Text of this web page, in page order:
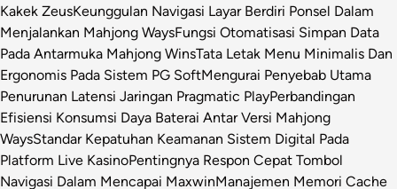
Kakek ZeusKeunggulan Navigasi Layar Berdiri Ponsel Dalam
Menjalankan Mahjong WaysFungsi Otomatisasi Simpan Data
Pada Antarmuka Mahjong WinsTata Letak Menu Minimalis Dan
Ergonomis Pada Sistem PG SoftMengurai Penyebab Utama
Penurunan Latensi Jaringan Pragmatic PlayPerbandingan
Efisiensi Konsumsi Daya Baterai Antar Versi Mahjong
WaysStandar Kepatuhan Keamanan Sistem Digital Pada
Platform Live KasinoPentingnya Respon Cepat Tombol
Navigasi Dalam Mencapai MaxwinManajemen Memori Cache